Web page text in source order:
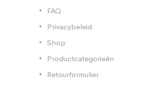
FAQ
Privacybeleid
Shop
Productcategorieën
Retourformulier